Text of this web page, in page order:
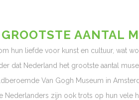
AANTAL
hun liefde voor kunst en cultuur, wat
dat Nederland het grootste aantal
Van Gogh Museum in
zijn ook trots op hun vele